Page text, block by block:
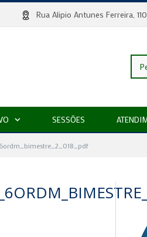
Rua Alipio Antunes
SESSÕES